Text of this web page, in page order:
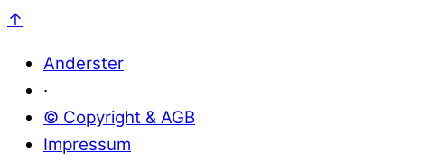
↑
Anderster
·
© Copyright & AGB
Impressum